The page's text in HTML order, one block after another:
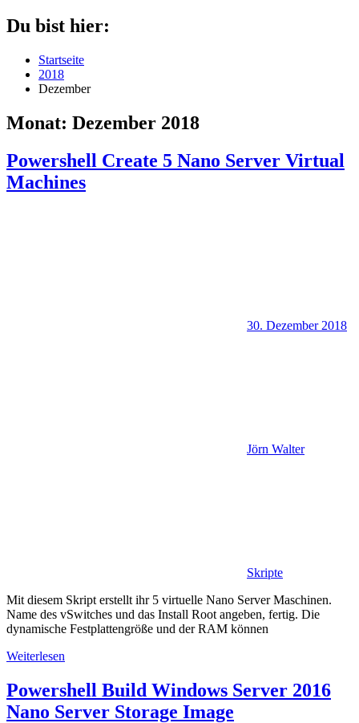
Du bist hier:
Startseite
2018
Dezember
Monat: Dezember 2018
Powershell Create 5 Nano Server Virtual
Machines
30. Dezember 2018
Jörn Walter
Skripte
Mit diesem Skript erstellt ihr 5 virtuelle Nano Server Maschinen.
Name des vSwitches und das Install Root angeben, fertig. Die
dynamische Festplattengröße und der RAM können
Weiterlesen
Powershell Build Windows Server 2016
Nano Server Storage Image